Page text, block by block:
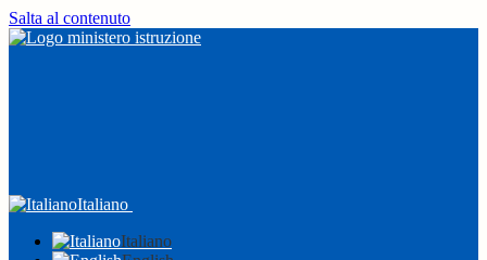
Salta al contenuto
Italiano
Italiano